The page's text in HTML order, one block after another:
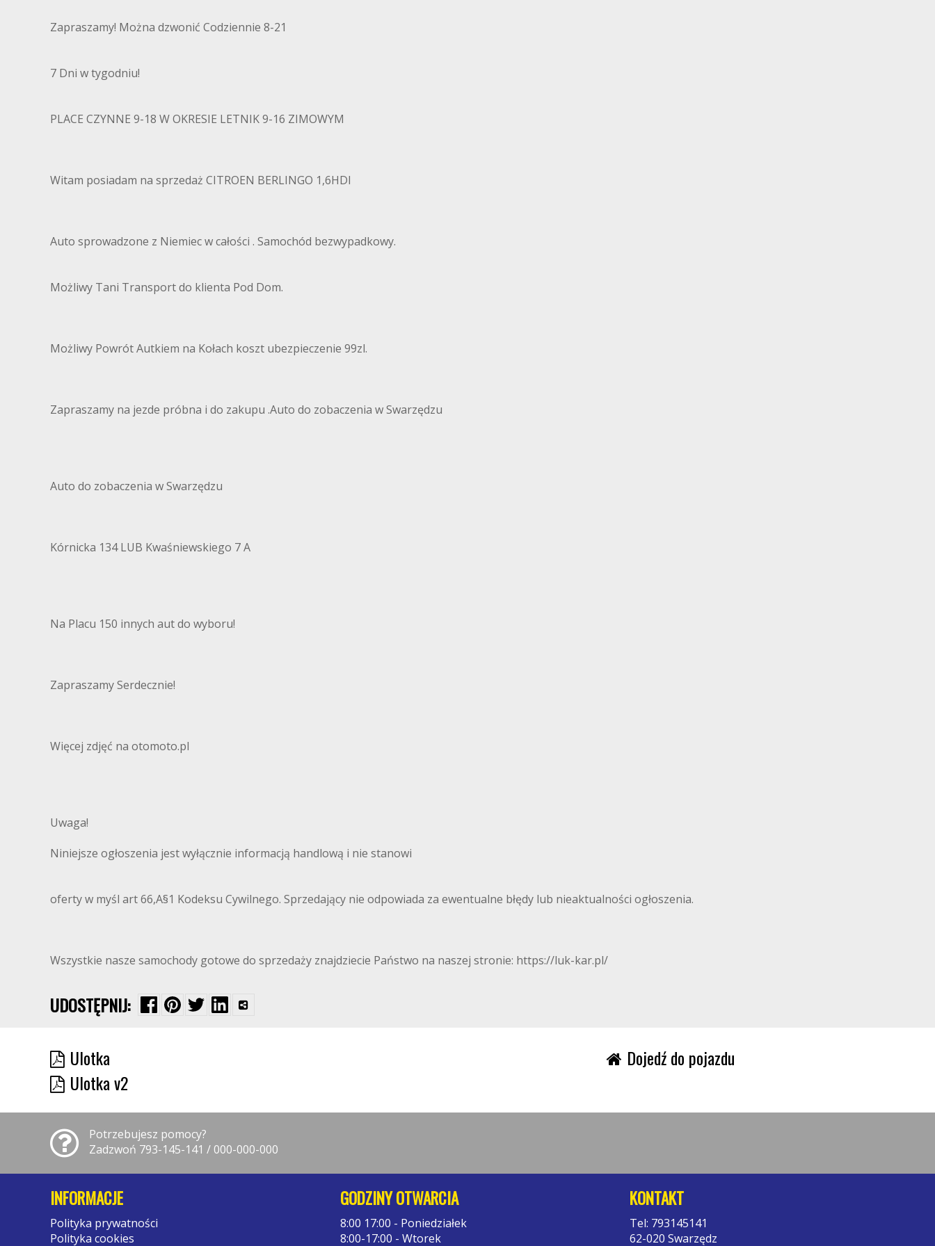
Zapraszamy! Można dzwonić Codziennie 8-21
7 Dni w tygodniu!
PLACE CZYNNE 9-18 W OKRESIE LETNIK 9-16 ZIMOWYM
Witam posiadam na sprzedaż CITROEN BERLINGO 1,6HDI
Auto sprowadzone z Niemiec w całości . Samochód bezwypadkowy.
Możliwy Tani Transport do klienta Pod Dom.
Możliwy Powrót Autkiem na Kołach koszt ubezpieczenie 99zl.
Zapraszamy na jezde próbna i do zakupu .Auto do zobaczenia w Swarzędzu
Auto do zobaczenia w Swarzędzu
Kórnicka 134 LUB Kwaśniewskiego 7 A
Na Placu 150 innych aut do wyboru!
Zapraszamy Serdecznie!
Więcej zdjęć na otomoto.pl
Uwaga!
Niniejsze ogłoszenia jest wyłącznie informacją handlową i nie stanowi
oferty w myśl art 66,A§1 Kodeksu Cywilnego. Sprzedający nie odpowiada za ewentualne błędy lub nieaktualności ogłoszenia.
Wszystkie nasze samochody gotowe do sprzedaży znajdziecie Państwo na naszej stronie: https://luk-kar.pl/
UDOSTĘPNIJ:
Ulotka
Ulotka v2
Dojedź do pojazdu
Potrzebujesz pomocy?
Zadzwoń 793-145-141 / 000-000-000
INFORMACJE
Polityka prywatności
Polityka cookies
GODZINY OTWARCIA
8:00 17:00 - Poniedziałek
8:00-17:00 - Wtorek
KONTAKT
Tel: 793145141
62-020 Swarzędz